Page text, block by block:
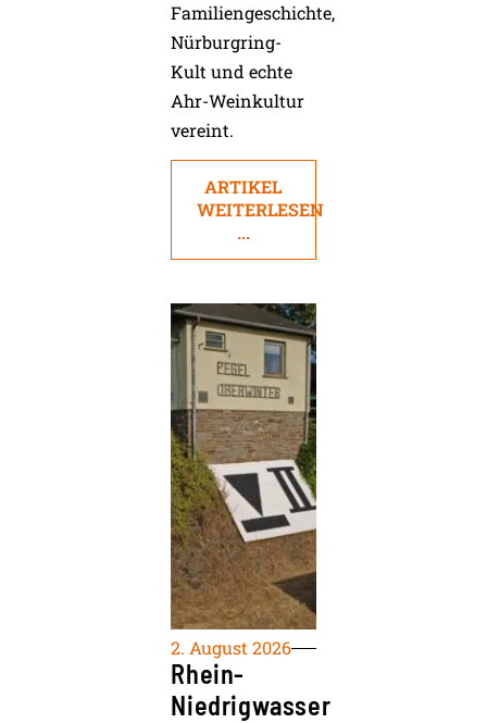
Familiengeschichte,
Nürburgring-
Kult und echte
Ahr-Weinkultur
vereint.
ARTIKEL
WEITERLESEN
...
2. August 2026
Rhein-
Niedrigwasser